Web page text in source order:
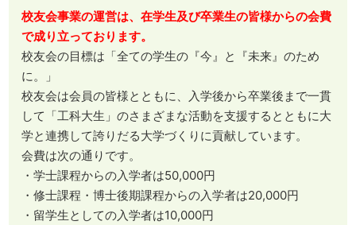
校友会事業の運営は、在学生及び卒業生の皆様からの会費
で成り立っております。
校友会の目標は「全ての学生の『今』と『未来』のため
に。」
校友会は会員の皆様とともに、入学後から卒業後まで一貫
して「工科大生」のさまざまな活動を支援するとともに大
学と連携して誇りだる大学づくりに貢献しています。
会費は次の通りです。
・学士課程からの入学者は50,000円
・修士課程・博士後期課程からの入学者は20,000円
・留学生としての入学者は10,000円